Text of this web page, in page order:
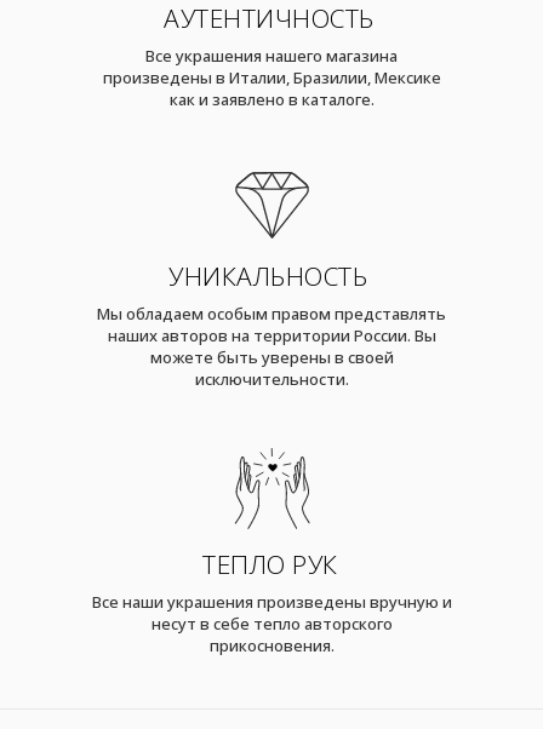
АУТЕНТИЧНОСТЬ
Все украшения нашего магазина
произведены в Италии, Бразилии, Мексике
как и заявлено в каталоге.
УНИКАЛЬНОСТЬ
Мы обладаем особым правом представлять
наших авторов на территории России. Вы
можете быть уверены в своей
исключительности.
ТЕПЛО РУК
Все наши украшения произведены вручную и
несут в себе тепло авторского
прикосновения.